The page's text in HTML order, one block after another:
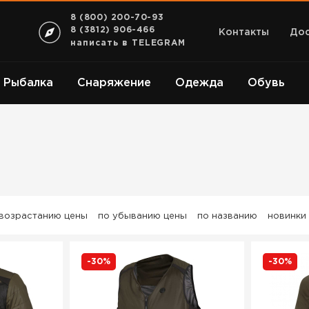
8 (800) 200-70-93
8 (3812) 906-466
написать в TELEGRAM
Контакты
Рыбалка Снаряжение Одежда Обувь
цены по убыванию цены по названию новинки
-30% -30%